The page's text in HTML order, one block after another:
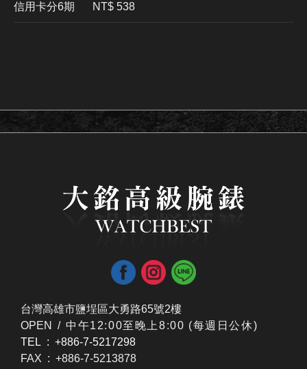
信用卡分6期 NT$ 538
台灣高雄市鹽埕區大勇路65號2樓
OPEN / ​中午12:00至晚上8:00 (每週日公休)
TEL : +886-7-5217298
FAX : +886-7-5213878